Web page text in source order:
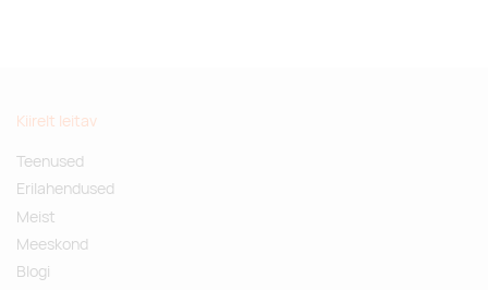
Kiirelt leitav
Teenused
Erilahendused
Meist
Meeskond
Blogi